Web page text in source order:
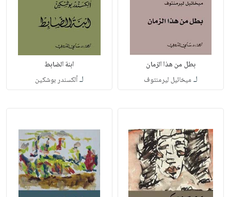
بطل من هذا الزمان
لـ ميخائيل ليرمنتوف
ابنة الضابط
لـألكسندر بوشكين